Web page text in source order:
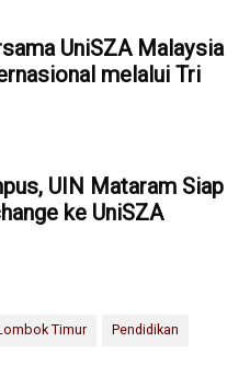
UniSZA Malaysia
melalui Tri
UIN Mataram Siap
ke UniSZA
Timur Pendidikan